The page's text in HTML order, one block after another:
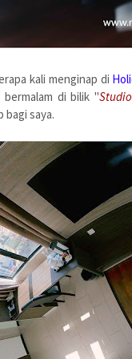
kali menginap di
di bilik "
bagi saya.